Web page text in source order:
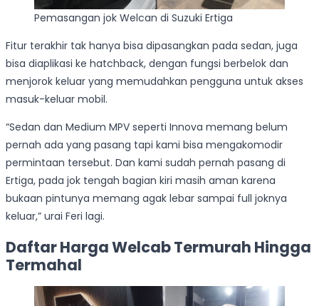
Pemasangan jok Welcan di Suzuki Ertiga
Fitur terakhir tak hanya bisa dipasangkan pada sedan, juga
bisa diaplikasi ke hatchback, dengan fungsi berbelok dan
menjorok keluar yang memudahkan pengguna untuk akses
masuk-keluar mobil.
“Sedan dan Medium MPV seperti Innova memang belum
pernah ada yang pasang tapi kami bisa mengakomodir
permintaan tersebut. Dan kami sudah pernah pasang di
Ertiga, pada jok tengah bagian kiri masih aman karena
bukaan pintunya memang agak lebar sampai full joknya
keluar,” urai Feri lagi.
Daftar Harga Welcab Termurah Hingga
Termahal